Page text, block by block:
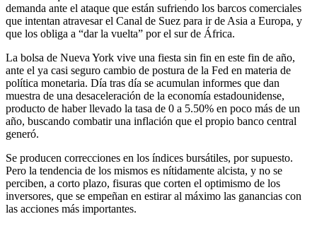
demanda ante el ataque que están sufriendo los barcos comerciales
que intentan atravesar el Canal de Suez para ir de Asia a Europa, y
que los obliga a “dar la vuelta” por el sur de África.
La bolsa de Nueva York vive una fiesta sin fin en este fin de año,
ante el ya casi seguro cambio de postura de la Fed en materia de
política monetaria. Día tras día se acumulan informes que dan
muestra de una desaceleración de la economía estadounidense,
producto de haber llevado la tasa de 0 a 5.50% en poco más de un
año, buscando combatir una inflación que el propio banco central
generó.
Se producen correcciones en los índices bursátiles, por supuesto.
Pero la tendencia de los mismos es nítidamente alcista, y no se
perciben, a corto plazo, fisuras que corten el optimismo de los
inversores, que se empeñan en estirar al máximo las ganancias con
las acciones más importantes.